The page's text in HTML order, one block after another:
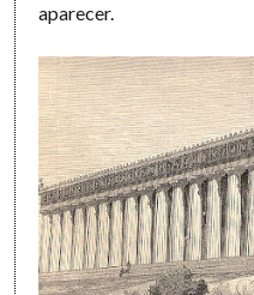
aparecer.